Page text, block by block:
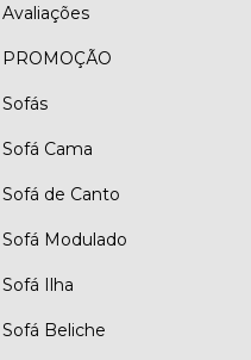
Avaliações
PROMOÇÃO
Sofás
Sofá Cama
Sofá de Canto
Sofá Modulado
Sofá Ilha
Sofá Beliche